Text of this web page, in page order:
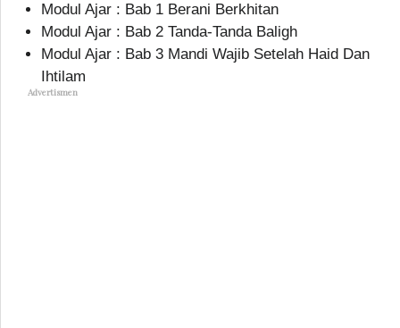
Modul Ajar : Bab 1 Berani Berkhitan
Modul Ajar : Bab 2 Tanda-Tanda Baligh
Modul Ajar : Bab 3 Mandi Wajib Setelah Haid Dan
Ihtilam
Advertismen